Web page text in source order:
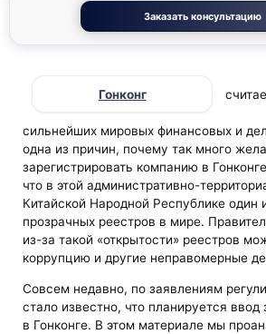
Заказать консультацию
Гонконг
сильнейших мировых финансовых и
одна из причин, почему так много
зарегистрировать компанию в
что в этой административно-
Китайской Народной Республике один
прозрачных реестров в мире.
из-за такой «открытости» реестров
коррупцию и другие неправомерные
Совсем недавно, по заявлениям
стало известно, что планируется ввод
в Гонконге. В этом материале мы